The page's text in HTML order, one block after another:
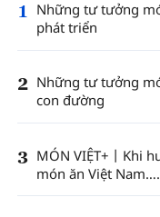
1
Những tư tưởng
phát triển
2 Những tư tưởng
con đường
3 MÓN VIỆT+丨Khi
món ăn Việt